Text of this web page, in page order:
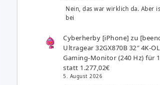
Nein, das war wirklich da. Aber
bei
Cyberherby [iPhone] zu
Ultragear 32GX870B 32″ 4K-
Gaming-Monitor (240 Hz) für
statt 1.277,02€
5. August 2026